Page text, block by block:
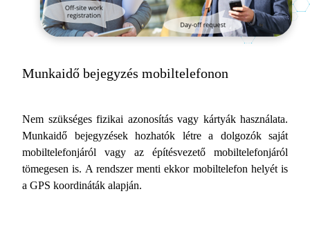
Munkaidő bejegyzés mobiltelefonon
Nem szükséges fizikai azonosítás vagy kártyák használata.
Munkaidő bejegyzések hozhatók létre a dolgozók saját
mobiltelefonjáról vagy az építésvezető mobiltelefonjáról
tömegesen is. A rendszer menti ekkor mobiltelefon helyét is
a GPS koordináták alapján.